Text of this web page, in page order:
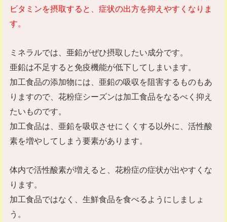
ビタミンを摂取すると、症状の出方を抑えやすくなりま
す。
ミネラルでは、亜鉛がぜひ摂取したい成分です。
亜鉛は不足すると免疫機能が低下してしまいます。
加工食品の添加物には、亜鉛の吸収を阻害するものもあ
りますので、花粉症シーズンは加工食品をなるべく抑え
たいものです。
加工食品は、亜鉛を吸収させにくくする以外に、活性酸
素を増やしてしまう要素があります。
体内で活性酸素が増えると、花粉症の症状が出やすくな
ります。
加工食品ではなく、生鮮食品を食べるようにしましょ
う。